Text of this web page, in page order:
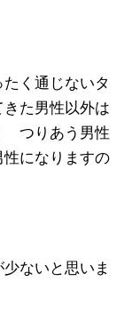
く通じないタ
た男性以外は
つりあう男性
になりますの
ないと思いま